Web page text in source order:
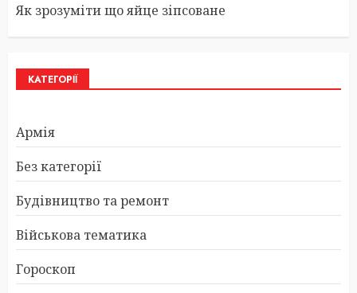
Як зрозуміти що яйце зіпсоване
КАТЕГОРІЇ
Армія
Без категорії
Будівництво та ремонт
Військова тематика
Гороскоп